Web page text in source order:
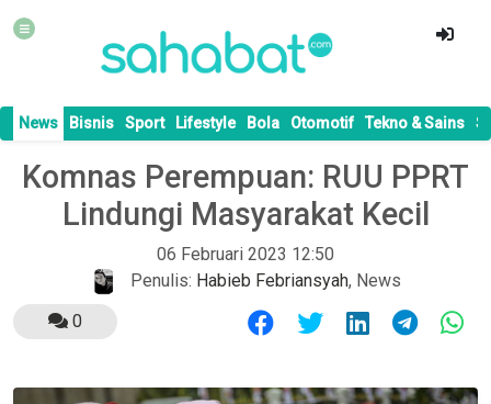
News Bisnis Sport Lifestyle Bola Otomotif Tekno & Sains
Komnas Perempuan: RUU PPRT
Lindungi Masyarakat Kecil
06 Februari 2023 12:50
Penulis: Habieb Febriansyah, News
0